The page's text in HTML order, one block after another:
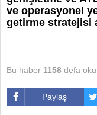
ve operasyonel
getirme stratejisi
Bu haber 1158 defa
Paylaş